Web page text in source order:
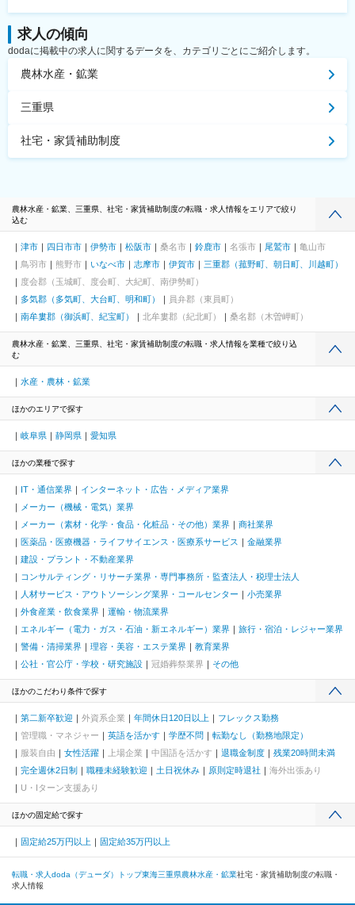
求人の傾向
dodaに掲載中の求人に関するデータを、カテゴリごとにご紹介します。
農林水産・鉱業
三重県
社宅・家賃補助制度
農林水産・鉱業、三重県、社宅・家賃補助制度の転職・求人情報をエリアで絞り
込む
津市 四日市市 伊勢市 松阪市 桑名市 鈴鹿市 名張市 尾鷲市
亀山市
鳥羽市
熊野市 いなべ市 志摩市 伊賀市
三重郡（菰野町、朝日町、川越町）
度会郡（玉城町、度会町、大紀町、南伊勢町）
多気郡（多気町、大台町、明和町）
員弁郡（東員町）
南牟婁郡（御浜町、紀宝町）
北牟婁郡（紀北町） 桑名郡（木曽岬町）
農林水産・鉱業、三重県、社宅・家賃補助制度の転職・求人情報を業種で絞り込
む
水産・農林・鉱業
ほかのエリアで探す
岐阜県 静岡県 愛知県
ほかの業種で探す
IT・通信業界
インターネット・広告・メディア業界
メーカー（機械・電気）業界
メーカー（素材・化学・食品・化粧品・その他）業界
商社業界
医薬品・医療機器・ライフサイエンス・医療系サービス
金融業界
建設・プラント・不動産業界
コンサルティング・リサーチ業界・専門事務所・監査法人・税理士法人
人材サービス・アウトソーシング業界・コールセンター
小売業界
外食産業・飲食業界
運輸・物流業界
エネルギー（電力・ガス・石油・新エネルギー）業界
旅行・宿泊・レジャー業界
警備・清掃業界
理容・美容・エステ業界
教育業界
公社・官公庁・学校・研究施設
冠婚葬祭業界 その他
ほかのこだわり条件で探す
第二新卒歓迎 外資系企業 年間休日120日以上
フレックス勤務
管理職・マネジャー
英語を活かす 学歴不問
転勤なし（勤務地限定）
服装自由
女性活躍 上場企業 中国語を活かす 退職金制度
残業20時間未満
完全週休2日制
職種未経験歓迎 土日祝休み 原則定時退社
海外出張あり
U・Iターン支援あり
ほかの固定給で探す
固定給25万円以上 固定給35万円以上
転職・求人doda（デューダ）トップ東海三重県農林水産・鉱業社宅・家賃補助制度の転職・
求人情報